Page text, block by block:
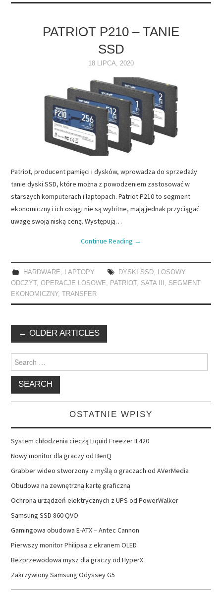
PATRIOT P210 – TANIE
SSD
18 LIPCA, 2020
Patriot, producent pamięci i dysków, wprowadza do sprzedaży
tanie dyski SSD, które można z powodzeniem zastosować w
starszych komputerach i laptopach. Patriot P210 to segment
ekonomiczny i ich osiągi nie są wybitne, mają jednak przyciągać
uwagę swoją niską ceną. Występują…
Continue Reading →
HARDWARE, LAPTOPY DYSKI SSD, LOSOWY
ODCZYT ,OPERACJE LOSOWE, PATRIOT , SATA III , SEGMENT
EKONOMICZNY, TRANSFER
Post
navigation
← OLDER ARTICLES
Search
for:
OSTATNIE WPISY
System chłodzenia cieczą Liquid Freezer II 420
Nowy monitor dla graczy od BenQ
Grabber wideo stworzony z myślą o graczach od AVerMedia
Obudowa na zewnętrzną kartę graficzną
Ochrona urządzeń elektrycznych z UPS od PowerWalker
Samsung SSD 860 QVO
Gamingowa obudowa E-ATX – Antec Cannon
Pierwszy monitor Philipsa z ekranem OLED
Bezprzewodowa mysz dla graczy od HyperX
Zakrzywiony Samsung Odyssey G5